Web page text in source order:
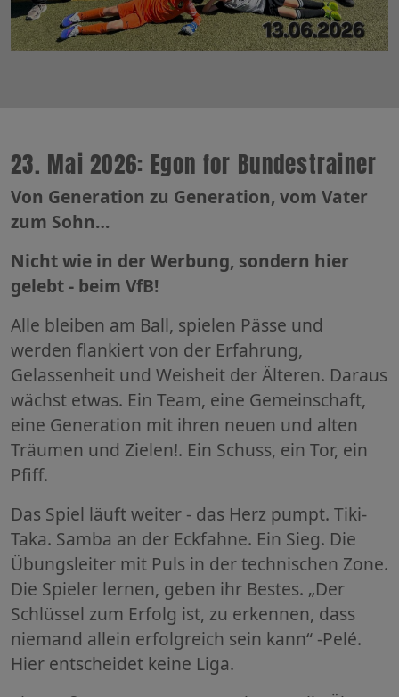
23. Mai 2026: Egon for Bundestrainer
Von Generation zu Generation, vom Vater
zum Sohn…
Nicht wie in der Werbung, sondern hier
gelebt - beim VfB!
Alle bleiben am Ball, spielen Pässe und
werden flankiert von der Erfahrung,
Gelassenheit und Weisheit der Älteren. Daraus
wächst etwas. Ein Team, eine Gemeinschaft,
eine Generation mit ihren neuen und alten
Träumen und Zielen!. Ein Schuss, ein Tor, ein
Pfiff.
Das Spiel läuft weiter - das Herz pumpt. Tiki-
Taka. Samba an der Eckfahne. Ein Sieg. Die
Übungsleiter mit Puls in der technischen Zone.
Die Spieler lernen, geben ihr Bestes. „Der
Schlüssel zum Erfolg ist, zu erkennen, dass
niemand allein erfolgreich sein kann“ -Pelé.
Hier entscheidet keine Liga.